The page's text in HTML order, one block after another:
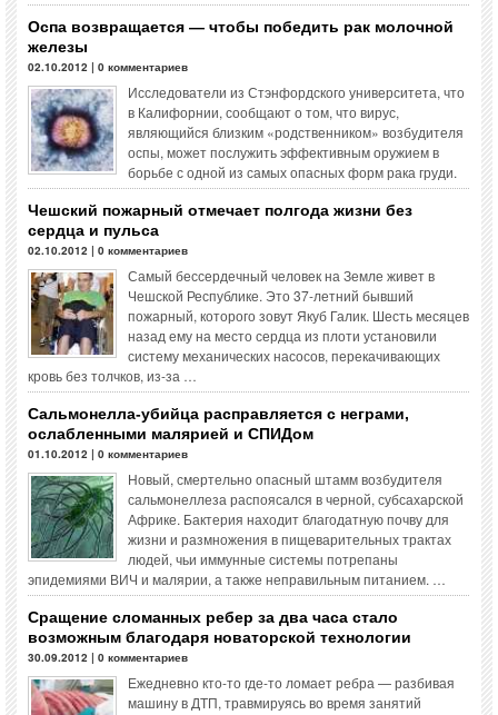
Оспа возвращается — чтобы победить рак молочной
железы
02.10.2012 | 0 комментариев
Исследователи из Стэнфордского университета, что
в Калифорнии, сообщают о том, что вирус,
являющийся близким «родственником» возбудителя
оспы, может послужить эффективным оружием в
борьбе с одной из самых опасных форм рака груди.
Чешский пожарный отмечает полгода жизни без
сердца и пульса
02.10.2012 | 0 комментариев
Самый бессердечный человек на Земле живет в
Чешской Республике. Это 37-летний бывший
пожарный, которого зовут Якуб Галик. Шесть месяцев
назад ему на место сердца из плоти установили
систему механических насосов, перекачивающих
кровь без толчков, из-за …
Сальмонелла-убийца расправляется с неграми,
ослабленными малярией и СПИДом
01.10.2012 | 0 комментариев
Новый, смертельно опасный штамм возбудителя
сальмонеллеза распоясался в черной, субсахарской
Африке. Бактерия находит благодатную почву для
жизни и размножения в пищеварительных трактах
людей, чьи иммунные системы потрепаны
эпидемиями ВИЧ и малярии, а также неправильным питанием. …
Сращение сломанных ребер за два часа стало
возможным благодаря новаторской технологии
30.09.2012 | 0 комментариев
Ежедневно кто-то где-то ломает ребра — разбивая
машину в ДТП, травмируясь во время занятий